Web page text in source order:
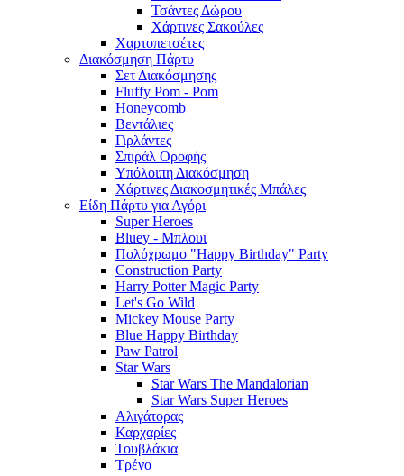
Τσάντες Δώρου
Χάρτινες Σακούλες
Χαρτοπετσέτες
Διακόσμηση Πάρτυ
Σετ Διακόσμησης
Fluffy Pom - Pom
Honeycomb
Βεντάλιες
Γιρλάντες
Σπιράλ Οροφής
Υπόλοιπη Διακόσμηση
Χάρτινες Διακοσμητικές Μπάλες
Είδη Πάρτυ για Αγόρι
Super Heroes
Bluey - Μπλουι
Πολύχρωμο "Happy Birthday" Party
Construction Party
Harry Potter Magic Party
Let's Go Wild
Mickey Mouse Party
Blue Happy Birthday
Paw Patrol
Star Wars
Star Wars The Mandalorian
Star Wars Super Heroes
Αλιγάτορας
Καρχαρίες
Τουβλάκια
Τρένο